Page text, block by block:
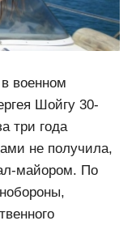
военном
Шойгу 30-
три года
не получила,
майором. По